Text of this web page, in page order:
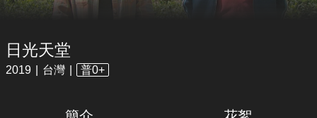
日光天堂
2019 台灣 普0+